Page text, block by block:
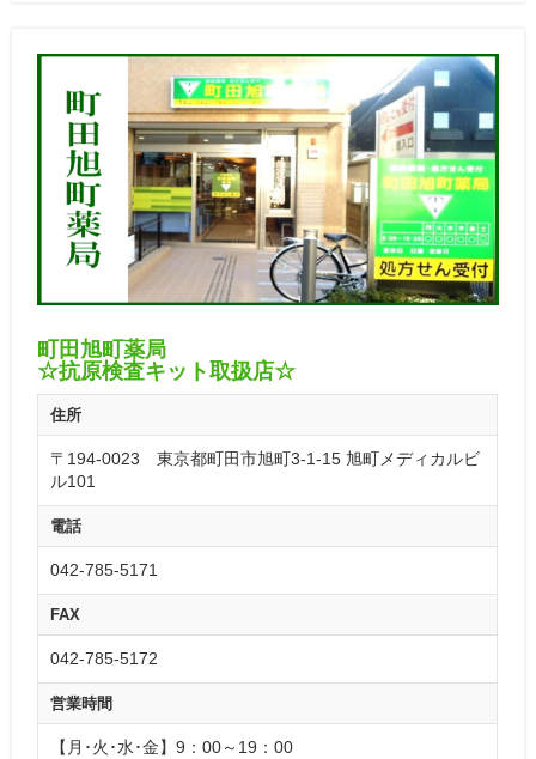
町田旭町薬局
☆抗原検査キット取扱店☆
住所
〒194-0023 東京都町田市旭町3-1-15 旭町メディカルビ
ル101
電話
042-785-5171
FAX
042-785-5172
営業時間
【月･火･水･金】9：00～19：00